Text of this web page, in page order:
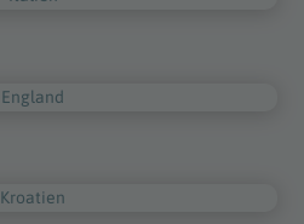
England
Kroatien